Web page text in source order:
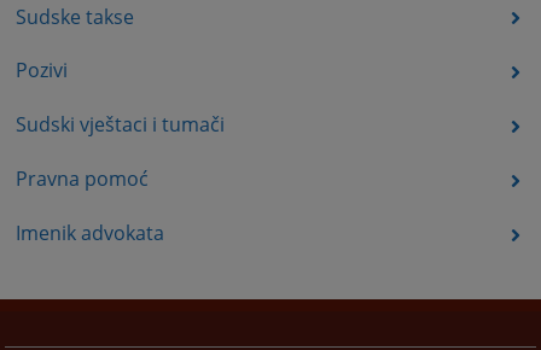
Sudske takse
Pozivi
Sudski vještaci i tumači
Pravna pomoć
Imenik advokata